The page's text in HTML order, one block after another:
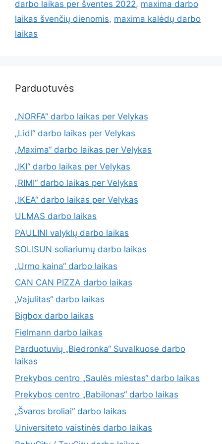
darbo laikas per šventes 2022, maxima darbo
laikas švenčių dienomis, maxima kalėdų darbo
laikas
Parduotuvės
„NORFA“ darbo laikas per Velykas
„Lidl“ darbo laikas per Velykas
„Maxima“ darbo laikas per Velykas
„IKI“ darbo laikas per Velykas
„RIMI“ darbo laikas per Velykas
„IKEA“ darbo laikas per Velykas
ULMAS darbo laikas
PAULINI valyklų darbo laikas
SOLISUN soliariumų darbo laikas
„Urmo kaina“ darbo laikas
CAN CAN PIZZA darbo laikas
„Vajulitas“ darbo laikas
Bigbox darbo laikas
Fielmann darbo laikas
Parduotuvių „Biedronka“ Suvalkuose darbo
laikas
Prekybos centro „Saulės miestas“ darbo laikas
Prekybos centro „Babilonas“ darbo laikas
„Švaros broliai“ darbo laikas
Universiteto vaistinės darbo laikas